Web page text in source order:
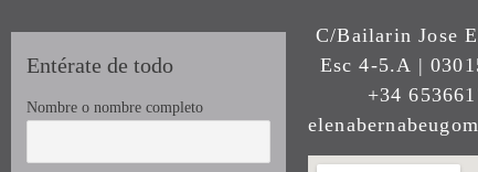
Entérate de todo
Nombre o nombre completo
C/Bailarin Jose
Esc 4-5.A |
+34